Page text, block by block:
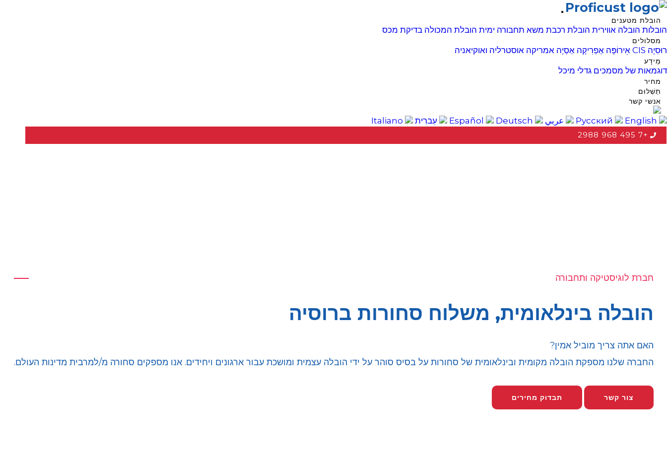
הובלת מטענים
הובלות הובלה אווירית הובלת רכבת משא תחבורה ימית הובלת המכולה בדיקת מכס
מסלולים
רוּסִיָה CIS אֵירוֹפָּה אַפְרִיקָה אַסְיָה אמריקה אוסטרליה ואוקיאניה
מֵידָע
דוגמאות של מסמכים גדלי מיכל
מחיר
תַשְׁלוּם
אנשי קשר
English عربي Deutsch עִברִית
+7 495 968 2988
חברת לוגיסטיקה ותחבורה
הובלה בינלאומית, משלוח סחורות ברוסיה
האם אתה צריך מוביל אמין?
החברה שלנו מספקת הובלה מקומית ובינלאומית של סחורות על בסיס סוהר על ידי הובלה עצמית ומושכת עבור ארגונים ויחידים. אנו מספקים סחורה מ/למרבית מדינות העולם.
צור קשר תבדוק מחירים